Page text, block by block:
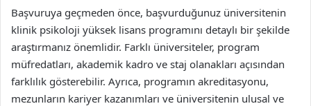
Başvuruya geçmeden önce, başvurduğunuz üniversitenin
klinik psikoloji yüksek lisans programını detaylı bir şekilde
araştırmanız önemlidir. Farklı üniversiteler, program
müfredatları, akademik kadro ve staj olanakları açısından
farklılık gösterebilir. Ayrıca, programın akreditasyonu,
mezunların kariyer kazanımları ve üniversitenin ulusal ve